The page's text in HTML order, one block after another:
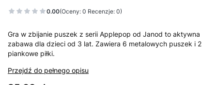
0.00(Oceny: 0 Recenzje: 0)
Gra w zbijanie puszek z serii Applepop od Janod to aktywna
zabawa dla dzieci od 3 lat. Zawiera 6 metalowych puszek i 2
piankowe piłki.
Przejdź do pełnego opisu